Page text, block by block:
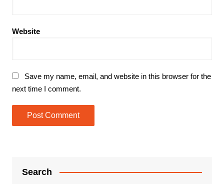
Website
Save my name, email, and website in this browser for the
next time I comment.
Search